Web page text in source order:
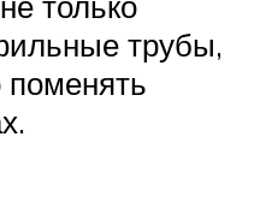
трубы,
поменять